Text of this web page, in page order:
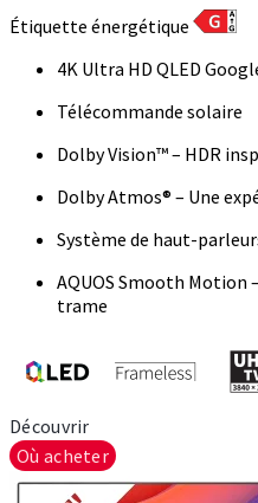
Étiquette énergétique
4K Ultra HD QLED
Télécommande solaire
Dolby Vision™ – HDR
Dolby Atmos® – Une
Système de haut-
AQUOS Smooth Motion
trame
Découvrir
Où acheter